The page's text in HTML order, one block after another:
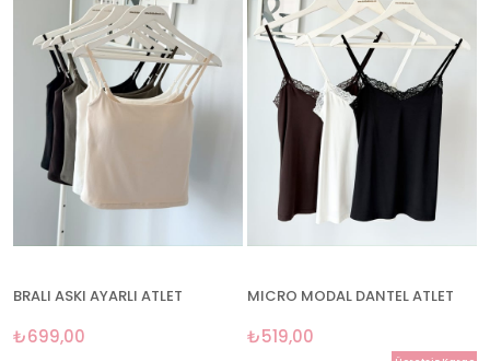
BRALI ASKI AYARLI ATLET
₺699,00
MICRO MODAL DANTEL ATLET
₺519,00